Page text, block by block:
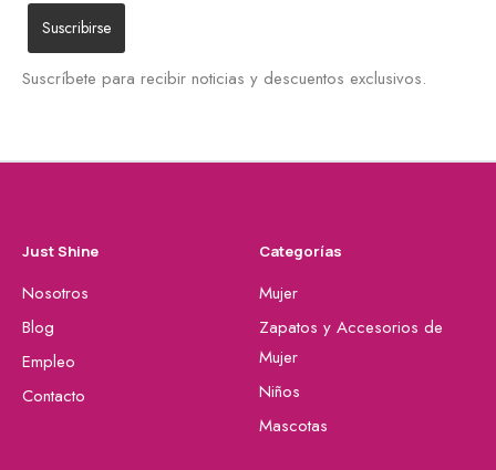
Suscríbete para recibir noticias y descuentos exclusivos.
Just Shine
Nosotros
Blog
Empleo
Contacto
Categorías
Mujer
Zapatos y Accesorios de
Mujer
Niños
Mascotas